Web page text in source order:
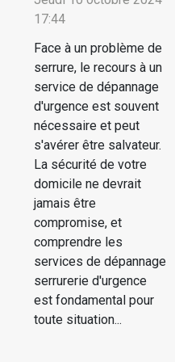
17:44
Face à un problème de
serrure, le recours à un
service de dépannage
d'urgence est souvent
nécessaire et peut
s'avérer être salvateur.
La sécurité de votre
domicile ne devrait
jamais être
compromise, et
comprendre les
services de dépannage
serrurerie d'urgence
est fondamental pour
toute situation...